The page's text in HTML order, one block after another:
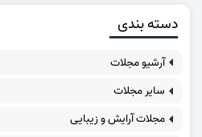
دسته بندی
آرشیو مجلات
سایر مجلات
مجلات آرایش و زیبایی